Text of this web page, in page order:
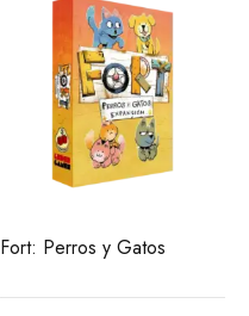
Fort: Perros y Gatos